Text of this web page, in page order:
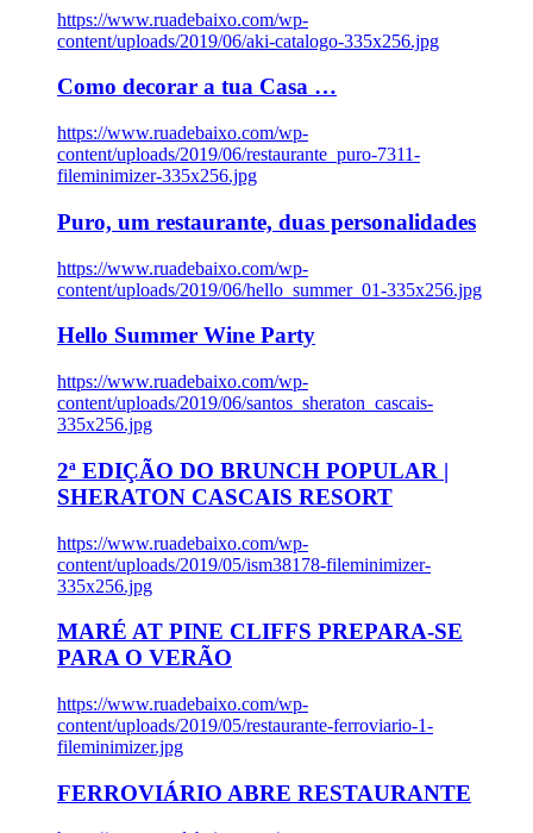
https://www.ruadebaixo.com/wp-
content/uploads/2019/06/aki-catalogo-335x256.jpg
Como decorar a tua Casa …
https://www.ruadebaixo.com/wp-
content/uploads/2019/06/restaurante_puro-7311-
fileminimizer-335x256.jpg
Puro, um restaurante, duas personalidades
https://www.ruadebaixo.com/wp-
content/uploads/2019/06/hello_summer_01-335x256.jpg
Hello Summer Wine Party
https://www.ruadebaixo.com/wp-
content/uploads/2019/06/santos_sheraton_cascais-
335x256.jpg
2ª EDIÇÃO DO BRUNCH POPULAR |
SHERATON CASCAIS RESORT
https://www.ruadebaixo.com/wp-
content/uploads/2019/05/ism38178-fileminimizer-
335x256.jpg
MARÉ AT PINE CLIFFS PREPARA-SE
PARA O VERÃO
https://www.ruadebaixo.com/wp-
content/uploads/2019/05/restaurante-ferroviario-1-
fileminimizer.jpg
FERROVIÁRIO ABRE RESTAURANTE